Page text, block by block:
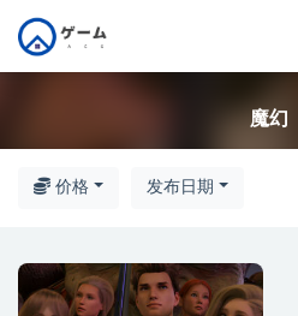
魔幻
价格 发布日期